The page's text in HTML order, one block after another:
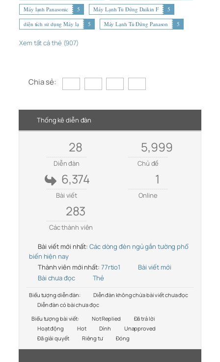
Máy lạnh Panasonic
5 Máy Lạnh Tủ Đứng Daikin F
5
diện tích sử dụng Máy lạ
5 Máy Lạnh Tủ Đứng Panason 5
Xem tất cả thẻ (907)
Chia sẻ:
Thống kê diễn đàn
28
Diễn đàn
5,999
Chủ đề
6,374
Bài viết
1
Online
283
Các thành viên
Bài viết mới nhất: Các dòng đèn ngủ gắn tường phổ
biến hiện nay
Thành viên mới nhất: 77rtio1
Bài viết mới
Bài chưa đọc
Thẻ
Biểu tượng diễn đàn:
Diễn đàn không chứa bài viết chưa đọc
Diễn đàn có bài chưa đọc
Biểu tượng bài viết:
Not Replied
Đã trả lời
Hoạt động
Hot Dính
Unapproved
Đã giải quyết
Riêng tư Đóng